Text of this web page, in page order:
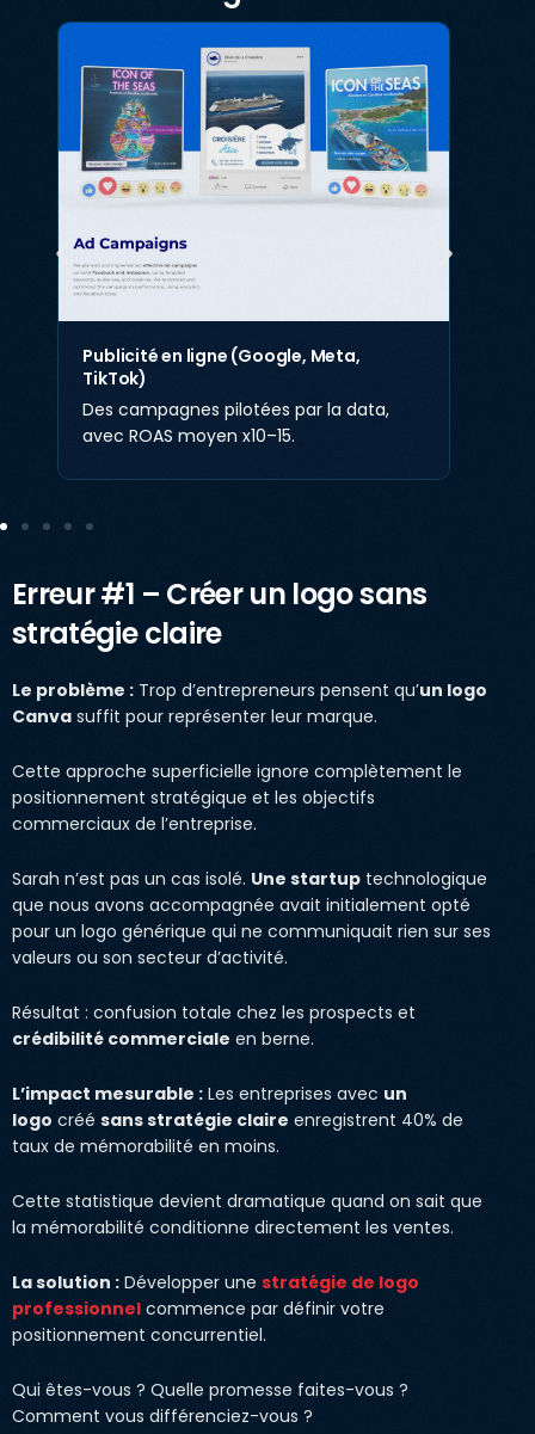
Publicité en ligne (Google, Meta,
TikTok)
Des campagnes pilotées par la data,
avec ROAS moyen x10–15.
Erreur #1 – Créer un logo sans
stratégie claire
Le problème : Trop d’entrepreneurs pensent qu’un logo
Canva suffit pour représenter leur marque.
Cette approche superficielle ignore complètement le
positionnement stratégique et les objectifs
commerciaux de l’entreprise.
Sarah n’est pas un cas isolé. Une startup technologique
que nous avons accompagnée avait initialement opté
pour un logo générique qui ne communiquait rien sur ses
valeurs ou son secteur d’activité.
Résultat : confusion totale chez les prospects et
crédibilité commerciale en berne.
L’impact mesurable : Les entreprises avec un
logo créé sans stratégie claire enregistrent 40% de
taux de mémorabilité en moins.
Cette statistique devient dramatique quand on sait que
la mémorabilité conditionne directement les ventes.
La solution : Développer une stratégie de logo
professionnel commence par définir votre
positionnement concurrentiel.
Qui êtes-vous ? Quelle promesse faites-vous ?
Comment vous différenciez-vous ?